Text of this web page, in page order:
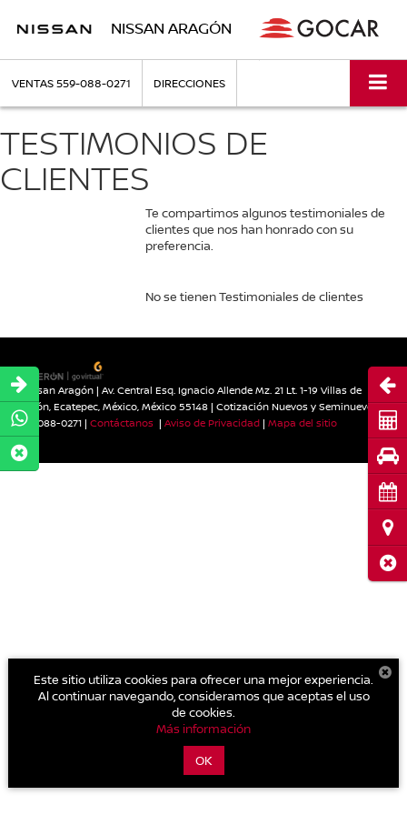
NISSAN ARAGÓN
VENTAS559-088-0271 DIRECCIONES
TESTIMONIOS DE
CLIENTES
Te compartimos algunos testimoniales de
clientes que nos han honrado con su
preferencia.
No se tienen Testimoniales de clientes
| Nissan Aragón | Av. Central Esq. Ignacio Allende Mz. 21 Lt. 1-19 Villas de
Aragón, Ecatepec, México, México 55148 | Cotización Nuevos y Seminuevos:
559-088-0271 | Contáctanos | Aviso de Privacidad | Mapa del sitio
Este sitio utiliza cookies para ofrecer una mejor experiencia.
Al continuar navegando, consideramos que aceptas el uso
de cookies.
Más información
OK